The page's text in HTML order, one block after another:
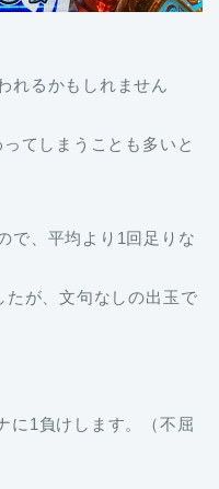
れるかもしれません
てしまうことも多いと
で、平均より1回足りな
たが、文句なしの出玉で
に1負けします。（不屈